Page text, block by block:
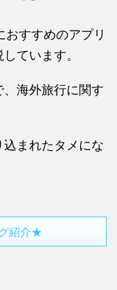
すすめのアプリ
ています。
海外旅行に関す
まれたタメにな
紹介★